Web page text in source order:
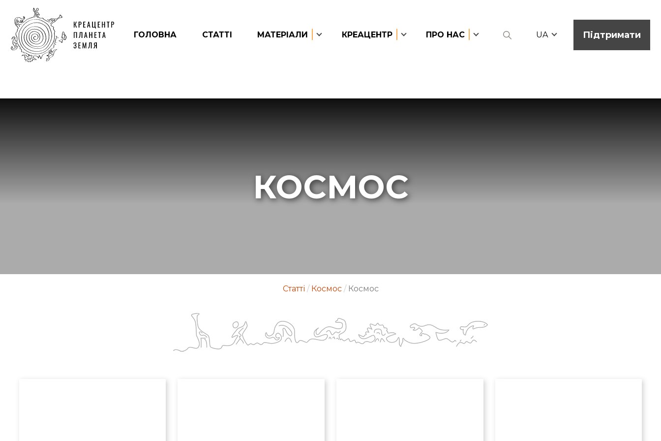
ГОЛОВНА СТАТТІ МАТЕРІАЛИ КРЕАЦЕНТР ПРО НАС UA Підтримати
КОСМОС
Статті / Космос / Космос